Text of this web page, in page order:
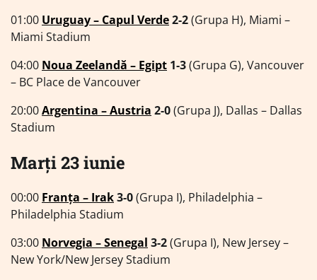
01:00 Uruguay – Capul Verde2-2(Grupa H), Miami –
Miami Stadium
04:00 Noua Zeelandă – Egipt 1-3(Grupa G), Vancouver
– BC Place de Vancouver
20:00Argentina – Austria 2-0(Grupa J), Dallas – Dallas
Stadium
Marți 23 iunie
00:00 Franța – Irak3-0(Grupa I), Philadelphia –
Philadelphia Stadium
03:00 Norvegia – Senegal 3-2(Grupa I), New Jersey –
New York/New Jersey Stadium